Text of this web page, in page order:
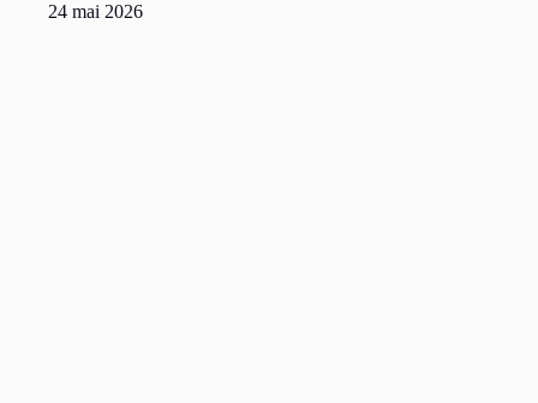
24 mai 2026